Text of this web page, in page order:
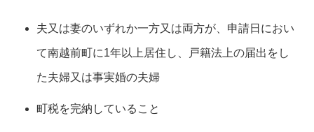
夫又は妻のいずれか一方又は両方が、申請日におい
て南越前町に1年以上居住し、戸籍法上の届出をし
た夫婦又は事実婚の夫婦
町税を完納していること